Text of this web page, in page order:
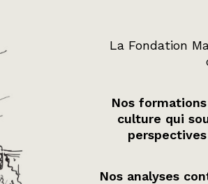
La Fondation
Nos
culture qui
Nos analyses